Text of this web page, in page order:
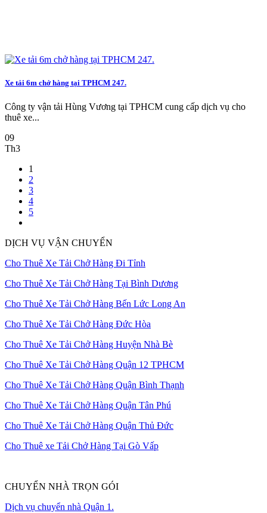
Xe tải 6m chở hàng tại TPHCM 247.
Công ty vận tải Hùng Vương tại TPHCM cung cấp dịch vụ cho
thuê xe...
09
Th3
1
2
3
4
5
DỊCH VỤ VẬN CHUYỂN
Cho Thuê Xe Tải Chở Hàng Đi Tỉnh
Cho Thuê Xe Tải Chở Hàng Tại Bình Dương
Cho Thuê Xe Tải Chở Hàng Bến Lức Long An
Cho Thuê Xe Tải Chở Hàng Đức Hòa
Cho Thuê Xe Tải Chở Hàng Huyện Nhà Bè
Cho Thuê Xe Tải Chở Hàng Quận 12 TPHCM
Cho Thuê Xe Tải Chở Hàng Quận Bình Thạnh
Cho Thuê Xe Tải Chở Hàng Quận Tân Phú
Cho Thuê Xe Tải Chở Hàng Quận Thủ Đức
Cho Thuê xe Tải Chở Hàng Tại Gò Vấp
CHUYỂN NHÀ TRỌN GÓI
Dịch vụ chuyển nhà Quận 1.